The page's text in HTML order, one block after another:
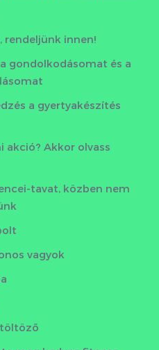
rendeljünk innen!
gondolkodásomat és a
a gyertyakészítés
akció? Akkor olvass
tavat, közben nem
vagyok